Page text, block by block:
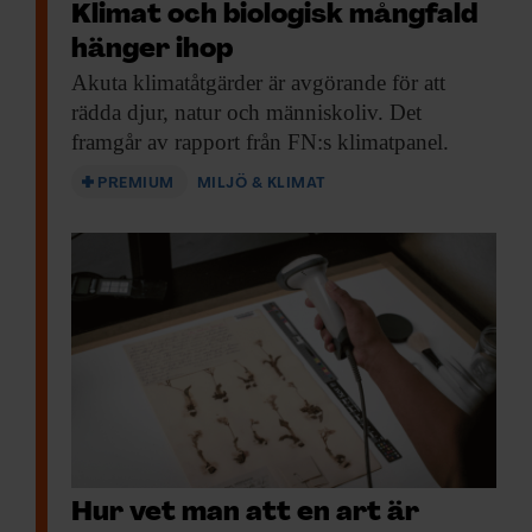
Koldioxidekvivalenter är ett vedertaget
mått på ett företags klimatpåverkan. För
den biologiska mångfalden saknas
motsvarande mått. I Sverige har vi stora
mängder data om rödlistade arter, men det
förlorar mångfald lokalt och regionalt, utan
att arter helt försvinner, menar Henrik
– Om många arter minskar i förekomst
påverkar det ekosystemens funktion, säger
Att bara värna om ovanliga arter räcker
Klimat och biologisk mångfald
hänger ihop
Akuta klimatåtgärder är avgörande för att
rädda djur, natur och människoliv. Det
framgår av rapport från FN:s klimatpanel.
PREMIUM MILJÖ & KLIMAT
Hur vet man att en art är